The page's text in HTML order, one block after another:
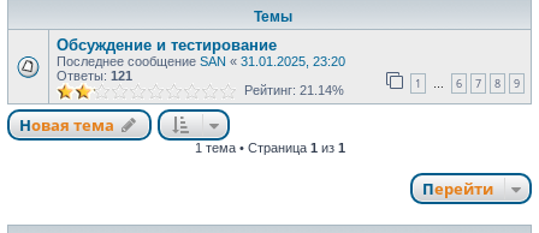
Темы
Обсуждение и тестирование
Последнее сообщение SAN « 31.01.2025, 23:20
Ответы: 121 1 … 6 7 8 9
Рейтинг: 21.14%
Новая тема
1 тема • Страница 1 из 1
Перейти